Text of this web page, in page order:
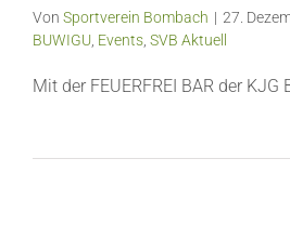
Von Sportverein Bombach | 27.
BUWIGU, Events, SVB Aktuell
Mit der FEUERFREI BAR der KJG